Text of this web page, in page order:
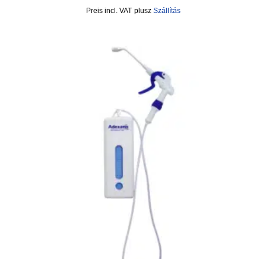
incl. VAT plusz Szállítás